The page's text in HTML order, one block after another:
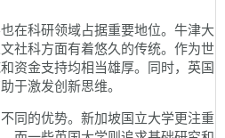
科研领域占据重要地位。牛津大
社科方面有着悠久的传统。作为世
资金支持均相当雄厚。同时，英国
于激发创新思维。
的优势。新加坡国立大学更注重